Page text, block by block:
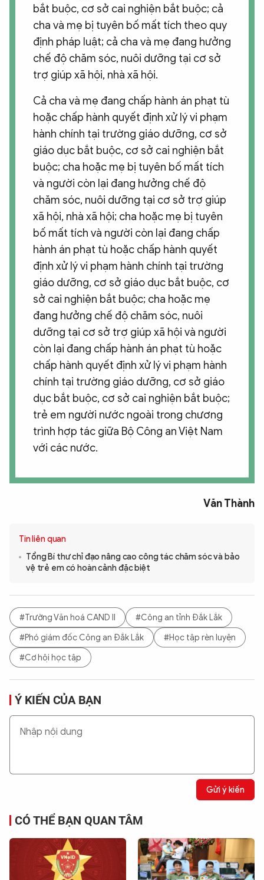
bắt buộc, cơ sở cai nghiện bắt buộc; cả
cha và mẹ bị tuyên bố mất tích theo quy
định pháp luật; cả cha và mẹ đang hưởng
chế độ chăm sóc, nuôi dưỡng tại cơ sở
trợ giúp xã hội, nhà xã hội.
Cả cha và mẹ đang chấp hành án phạt tù
hoặc chấp hành quyết định xử lý vi phạm
hành chính tại trường giáo dưỡng, cơ sở
giáo dục bắt buộc, cơ sở cai nghiện bắt
buộc; cha hoặc mẹ bị tuyên bố mất tích
và người còn lại đang hưởng chế độ
chăm sóc, nuôi dưỡng tại cơ sở trợ giúp
xã hội, nhà xã hội; cha hoặc mẹ bị tuyên
bố mất tích và người còn lại đang chấp
hành án phạt tù hoặc chấp hành quyết
định xử lý vi phạm hành chính tại trường
giáo dưỡng, cơ sở giáo dục bắt buộc, cơ
sở cai nghiện bắt buộc; cha hoặc mẹ
đang hưởng chế độ chăm sóc, nuôi
dưỡng tại cơ sở trợ giúp xã hội và người
còn lại đang chấp hành án phạt tù hoặc
chấp hành quyết định xử lý vi phạm hành
chính tại trường giáo dưỡng, cơ sở giáo
dục bắt buộc, cơ sở cai nghiện bắt buộc;
trẻ em người nước ngoài trong chương
trình hợp tác giữa Bộ Công an Việt Nam
với các nước.
Văn Thành
Tin liên quan
Tổng Bí thư chỉ đạo nâng cao công tác chăm sóc và bảo
vệ trẻ em có hoàn cảnh đặc biệt
#Trường Văn hoá CAND II
#Công an tỉnh Đắk Lắk
#Phó giám đốc Công an Đắk Lắk
#Học tập rèn luyện
#Cơ hội học tập
Ý KIẾN CỦA BẠN
Gửi ý kiến
CÓ THỂ BẠN QUAN TÂM